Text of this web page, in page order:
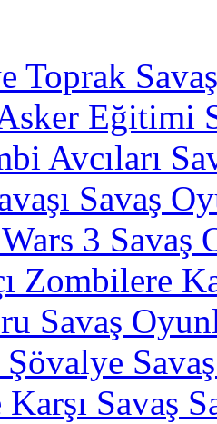
Toprak
Eğitimi
Avcıları
Savaş
3 Savaş
Zombilere
Savaş
Savaş